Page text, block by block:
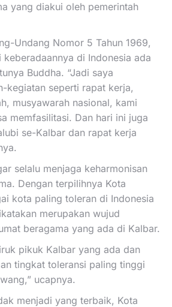
yang diakui oleh pemerintah
Undang Nomor 5 Tahun 1969,
di Indonesia ada
Buddha. “Jadi saya
kegiatan seperti rapat kerja,
musyawarah nasional, kami
memfasilitasi. Dan hari ini juga
se-Kalbar dan rapat kerja
selalu menjaga keharmonisan
Dengan terpilihnya Kota
kota paling toleran di Indonesia
merupakan wujud
beragama yang ada di Kalbar.
pikuk Kalbar yang ada dan
tingkat toleransi paling tinggi
ucapnya.
menjadi yang terbaik, Kota